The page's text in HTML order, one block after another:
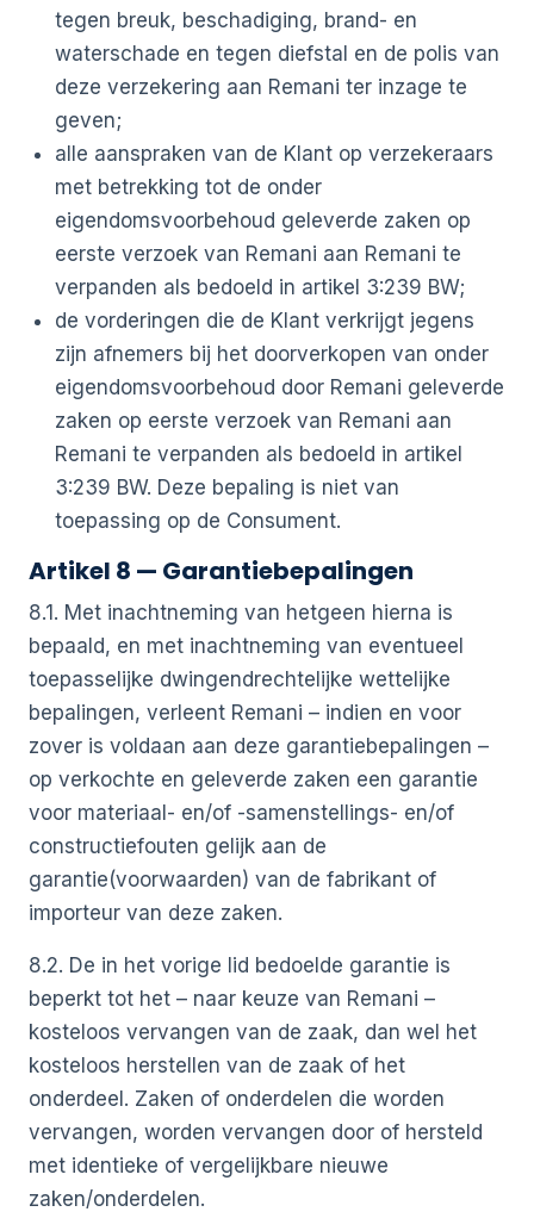
tegen breuk, beschadiging, brand- en
waterschade en tegen diefstal en de polis van
deze verzekering aan Remani ter inzage te
geven;
alle aanspraken van de Klant op verzekeraars
met betrekking tot de onder
eigendomsvoorbehoud geleverde zaken op
eerste verzoek van Remani aan Remani te
verpanden als bedoeld in artikel 3:239 BW;
de vorderingen die de Klant verkrijgt jegens
zijn afnemers bij het doorverkopen van onder
eigendomsvoorbehoud door Remani geleverde
zaken op eerste verzoek van Remani aan
Remani te verpanden als bedoeld in artikel
3:239 BW. Deze bepaling is niet van
toepassing op de Consument.
Artikel 8 — Garantiebepalingen
8.1. Met inachtneming van hetgeen hierna is
bepaald, en met inachtneming van eventueel
toepasselijke dwingendrechtelijke wettelijke
bepalingen, verleent Remani – indien en voor
zover is voldaan aan deze garantiebepalingen –
op verkochte en geleverde zaken een garantie
voor materiaal- en/of -samenstellings- en/of
constructiefouten gelijk aan de
garantie(voorwaarden) van de fabrikant of
importeur van deze zaken.
8.2. De in het vorige lid bedoelde garantie is
beperkt tot het – naar keuze van Remani –
kosteloos vervangen van de zaak, dan wel het
kosteloos herstellen van de zaak of het
onderdeel. Zaken of onderdelen die worden
vervangen, worden vervangen door of hersteld
met identieke of vergelijkbare nieuwe
zaken/onderdelen.